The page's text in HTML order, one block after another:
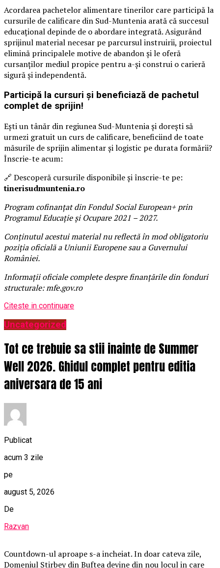
Acordarea pachetelor alimentare tinerilor care participă la
cursurile de calificare din Sud-Muntenia arată că succesul
educațional depinde de o abordare integrată. Asigurând
sprijinul material necesar pe parcursul instruirii, proiectul
elimină principalele motive de abandon și le oferă
cursanților mediul propice pentru a-și construi o carieră
sigură și independentă.
Participă la cursuri și beneficiază de pachetul
complet de sprijin!
Ești un tânăr din regiunea Sud-Muntenia și dorești să
urmezi gratuit un curs de calificare, beneficiind de toate
măsurile de sprijin alimentar și logistic pe durata formării?
Înscrie-te acum:
🔗 Descoperă cursurile disponibile și înscrie-te pe:
tinerisudmuntenia.ro
Program cofinanțat din Fondul Social European+ prin
Programul Educație și Ocupare 2021 – 2027.
Conținutul acestui material nu reflectă în mod obligatoriu
poziția oficială a Uniunii Europene sau a Guvernului
României.
Informații oficiale complete despre finanțările din fonduri
structurale: mfe.gov.ro
Citeste in continuare
Uncategorized
Tot ce trebuie sa stii inainte de Summer
Well 2026. Ghidul complet pentru editia
aniversara de 15 ani
Publicat
acum 3 zile
pe
august 5, 2026
De
Razvan
Countdown-ul aproape s-a incheiat. In doar cateva zile,
Domeniul Stirbey din Buftea devine din nou locul in care